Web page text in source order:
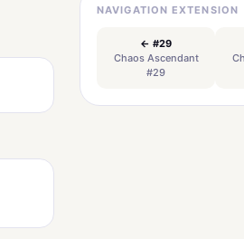
NAVIGATION EXTENSION
← #29
Chaos Ascendant
#29